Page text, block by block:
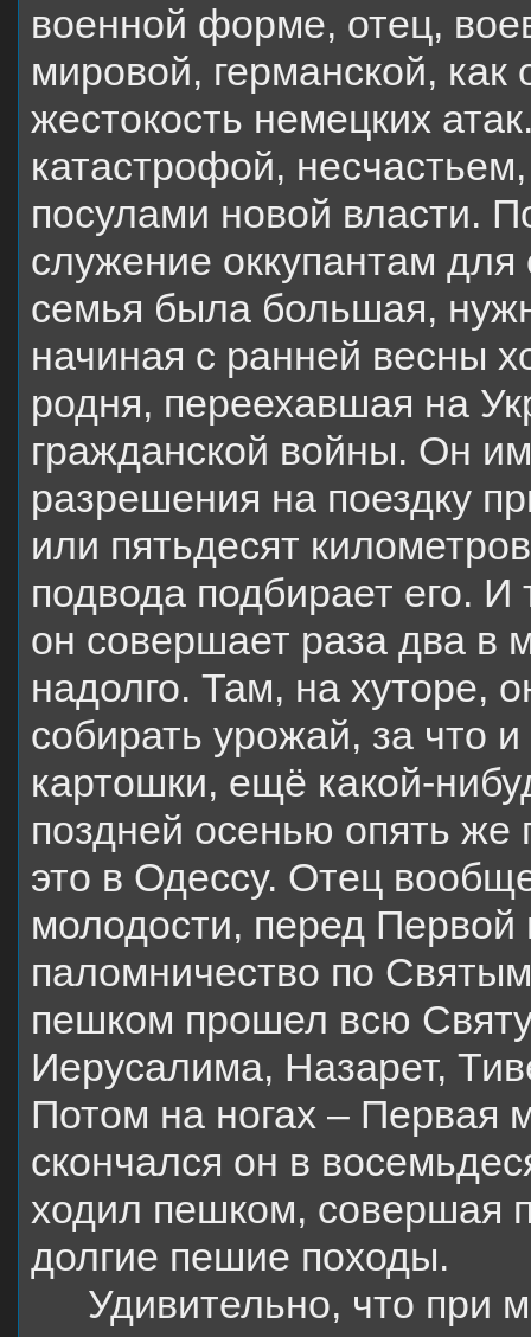
военной форме, отец,
мировой, германской,
жестокость немецких
катастрофой,
посулами новой власти.
служение оккупантам
семья была большая,
начиная с ранней весны
родня, переехавшая на
гражданской войны. Он
разрешения на поездку
или пятьдесят
подвода подбирает его.
он совершает раза два в
надолго. Там, на хуторе,
собирать урожай, за что
картошки, ещё какой-
поздней осенью опять же
это в Одессу. Отец
молодости, перед
паломничество по
пешком прошел всю
Иерусалима, Назарет,
Потом на ногах – Первая
скончался он в
ходил пешком, совершая
долгие пешие походы.
Удивительно, что при